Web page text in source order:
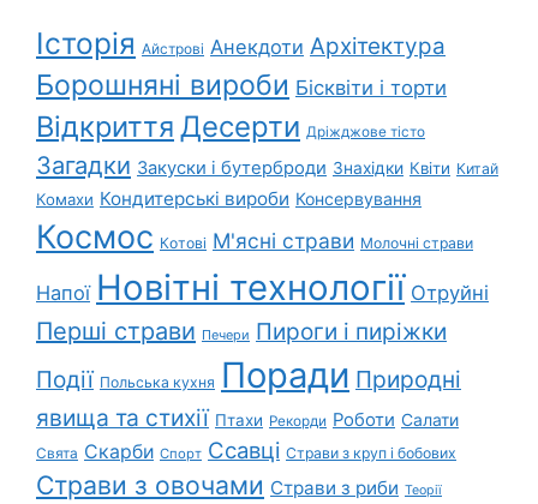
Історія Айстрові Анекдоти Архітектура
Борошняні вироби Бісквіти і торти
Відкриття Десерти Дріжджове тісто
Загадки Закуски і бутерброди Знахідки Квіти Китай
Комахи Кондитерські вироби Консервування
Космос Котові М'ясні страви Молочні страви
Напої Новітні технології Отруйні
Перші страви Печери Пироги і пиріжки
Події Польська кухня Поради Природні
явища та стихії Птахи Рекорди Роботи Салати
Свята Скарби Спорт Ссавці Страви з круп і бобових
Страви з овочами Страви з риби Теорії